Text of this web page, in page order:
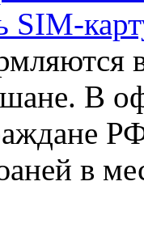
SIM-
В
в